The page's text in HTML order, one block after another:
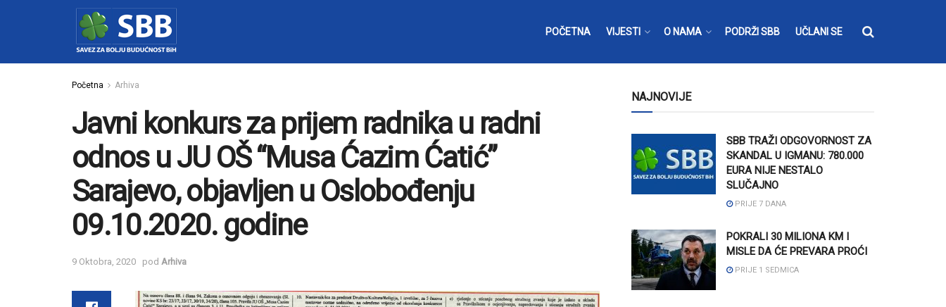
POČETNA VIJESTI O NAMA PODRŽI SBB UČLANI SE
Početna Arhiva
Javni konkurs za prijem radnika u radni
odnos u JU OŠ “Musa Ćazim Ćatić”
Sarajevo, objavljen u Oslobođenju
09.10.2020. godine
9 Oktobra, 2020 pod Arhiva
NAJNOVIJE
SBB TRAŽI ODGOVORNOST ZA
SKANDAL U IGMANU: 780.000
EURA NIJE NESTALO
SLUČAJNO
PRIJE 7 DANA
POKRALI 30 MILIONA KM I
MISLE DA ĆE PREVARA PROĆI
PRIJE 1 SEDMICA